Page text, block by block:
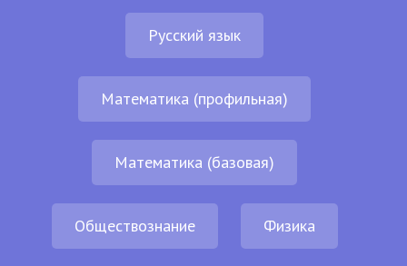
Русский язык
Математика (профильная)
Математика (базовая)
Обществознание Физика